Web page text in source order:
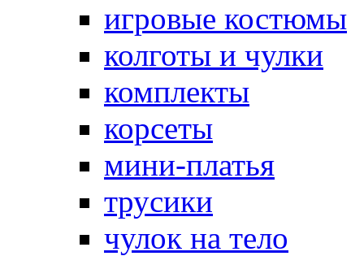
игровые костюмы
колготы и чулки
комплекты
корсеты
мини-платья
трусики
чулок на тело